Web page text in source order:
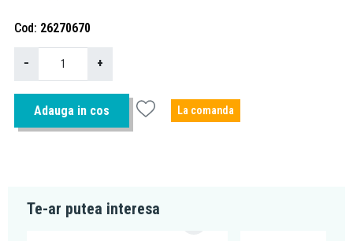
Cod 26270670
− +
Adauga in cos La comanda
Te-ar putea interesa